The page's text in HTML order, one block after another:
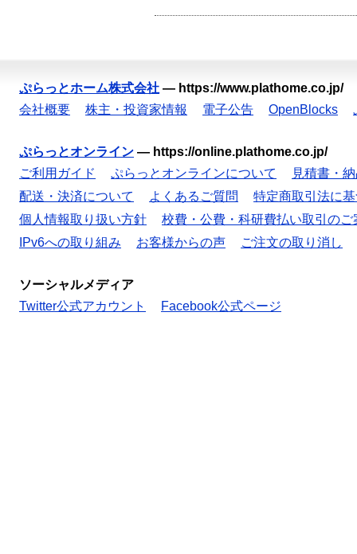
ぷらっとホーム株式会社 — https://www.plathome.co.jp/
会社概要
株主・投資家情報 電子公告 OpenBlocks
ぷらっとオンライン — https://online.plathome.co.jp/
ご利用ガイド
ぷらっとオンラインについて
見積書・
配送・決済について
よくあるご質問
特定商取引法に
個人情報取り扱い方針
校費・公費・科研費払い取引のご
IPv6への取り組み
お客様からの声 ご注文の取り消し
ソーシャルメディア
Twitter公式アカウント
Facebook公式ページ